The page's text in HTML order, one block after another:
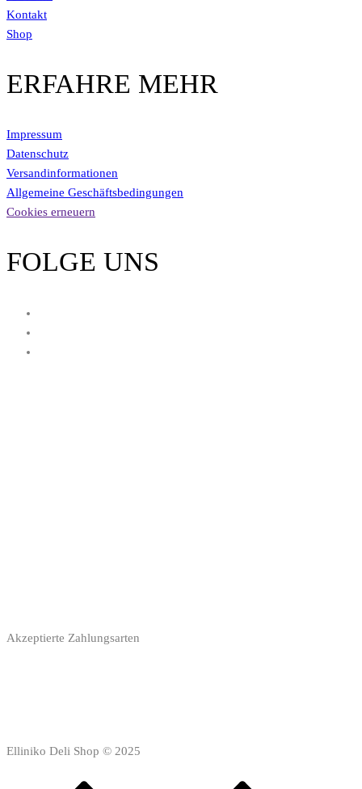
Kontakt
Shop
ERFAHRE MEHR
Impressum
Datenschutz
Versandinformationen
Allgemeine Geschäftsbedingungen
Cookies erneuern
FOLGE UNS
Akzeptierte Zahlungsarten
Elliniko Deli Shop © 2025